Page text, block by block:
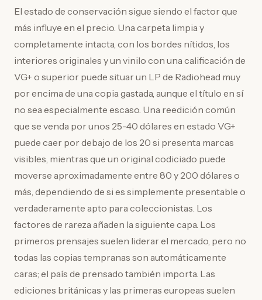
El estado de conservación sigue siendo el factor que
más influye en el precio. Una carpeta limpia y
completamente intacta, con los bordes nítidos, los
interiores originales y un vinilo con una calificación de
VG+ o superior puede situar un LP de Radiohead muy
por encima de una copia gastada, aunque el título en sí
no sea especialmente escaso. Una reedición común
que se venda por unos 25-40 dólares en estado VG+
puede caer por debajo de los 20 si presenta marcas
visibles, mientras que un original codiciado puede
moverse aproximadamente entre 80 y 200 dólares o
más, dependiendo de si es simplemente presentable o
verdaderamente apto para coleccionistas. Los
factores de rareza añaden la siguiente capa. Los
primeros prensajes suelen liderar el mercado, pero no
todas las copias tempranas son automáticamente
caras; el país de prensado también importa. Las
ediciones británicas y las primeras europeas suelen